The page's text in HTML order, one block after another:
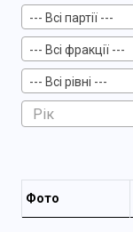
--- Всі партії ---
--- Всі фракції ---
--- Всі рівні ---
Фото